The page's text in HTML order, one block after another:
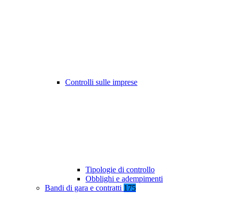
Controlli sulle imprese
Tipologie di controllo
Obblighi e adempimenti
Bandi di gara e contratti 175